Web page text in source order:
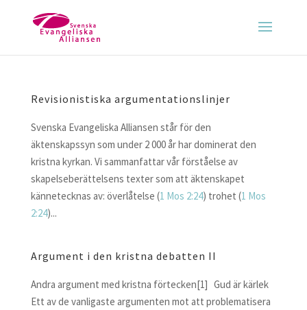
Revisionistiska argumentationslinjer
Svenska Evangeliska Alliansen står för den
äktenskapssyn som under 2 000 år har dominerat den
kristna kyrkan. Vi sammanfattar vår förståelse av
skapelseberättelsens texter som att äktenskapet
kännetecknas av: överlåtelse (1 Mos 2:24) trohet (1 Mos
2:24)...
Argument i den kristna debatten II
Andra argument med kristna förtecken[1] Gud är kärlek
Ett av de vanligaste argumenten mot att problematisera